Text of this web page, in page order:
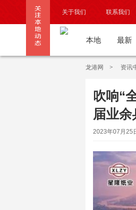
关于我们 联系我们
本地 最新
龙港网 > 资讯
吹响“
届业
2023年07月25